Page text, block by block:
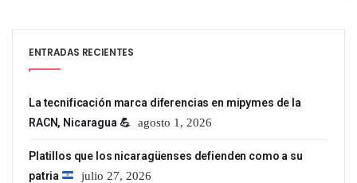
ENTRADAS RECIENTES
La tecnificación marca diferencias en mipymes de la
RACN, Nicaragua 💪
agosto 1, 2026
Platillos que los nicaragüenses defienden como a su
patria
julio 27, 2026